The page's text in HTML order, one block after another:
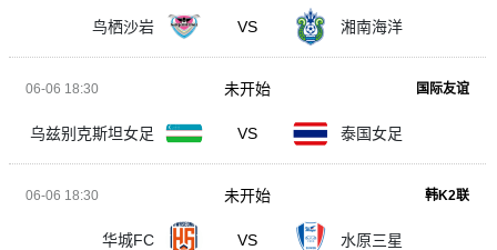
鸟栖沙岩 VS 湘南海洋
06-06 18:30 国际友谊
乌兹别克斯坦女足 VS 泰国女足
未开始
06-06 18:30 韩K2联
华城FC VS 水原三星
未开始